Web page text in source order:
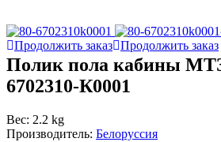
Продолжить заказ Продолжить заказ
Полик пола кабины
6702310-К0001
Вес: 2.2 kg
Производитель: Белоруссия